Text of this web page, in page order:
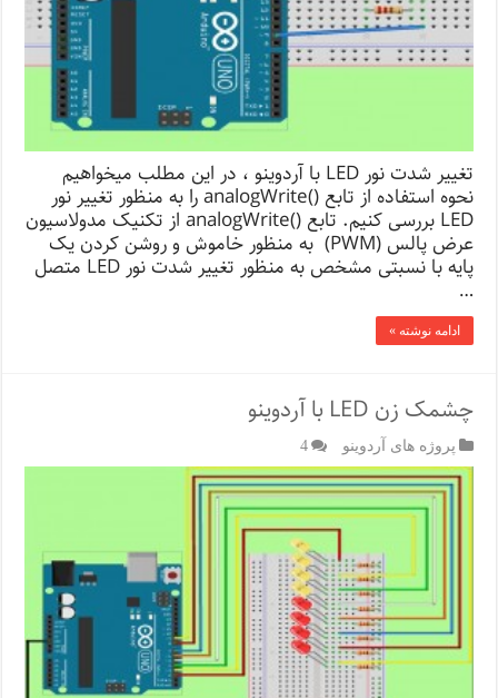
تغییر شدت نور LED با آردوینو ، در این مطلب میخواهیم
نحوه استفاده از تابع ()analogWrite را به منظور تغییر نور
LED بررسی کنیم. تابع ()analogWrite از تکنیک مدولاسیون
عرض پالس (PWM) به منظور خاموش و روشن کردن یک
پایه با نسبتی مشخص به منظور تغییر شدت نور LED متصل
…
ادامه نوشته »
چشمک زن LED با آردوینو
پروژه های آردوینو 4